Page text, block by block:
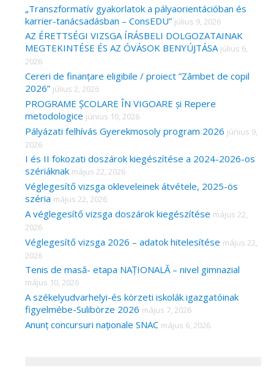
„Transzformatív gyakorlatok a pályaorientációban és
karrier-tanácsadásban – ConsEDU” július 9, 2026
AZ ÉRETTSÉGI VIZSGA ÍRÁSBELI DOLGOZATAINAK
MEGTEKINTÉSE ÉS AZ ÓVÁSOK BENYÚJTÁSA július 6,
2026
Cereri de finanțare eligibile / proiect ”Zâmbet de copil
2026” július 2, 2026
PROGRAME ȘCOLARE ÎN VIGOARE și Repere
metodologice június 10, 2026
Pályázati felhívás Gyerekmosoly program 2026 június 9,
2026
I és II fokozati doszárok kiegészítése a 2024-2026-os
szériáknak május 22, 2026
Véglegesítő vizsga okleveleinek átvétele, 2025-ös
széria május 22, 2026
A véglegesítő vizsga doszárok kiegészítése május 22,
2026
Véglegesítő vizsga 2026 – adatok hitelesítése május 22,
2026
Tenis de masă- etapa NAȚIONALĂ – nivel gimnazial
május 10, 2026
A székelyudvarhelyi-és körzeti iskolák igazgatóinak
figyelmébe-Sulibörze 2026 május 7, 2026
Anunț concursuri naționale SNAC május 6, 2026